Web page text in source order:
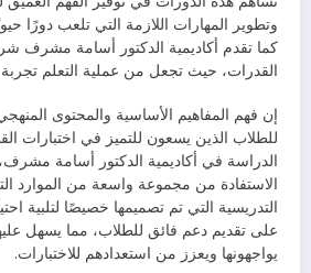
وتطوير المهارات اللازمة التي تلعب دورًا
كما تقدم أكاديمية الدكتور أسامة مشرف
القدرات، حيث تجعل من عملية التعلم
إن فهم المفاهيم الأساسية والمحتوى المنهجي
للطلاب الذين يسعون للتميز في اختبارات
الدراسة في أكاديمية الدكتور أسامة
الاستفادة من مجموعة واسعة من الموارد
التدريسية التي تم تصميمها خصيصًا لتلبية
على تقديم دعم فائق للطلاب، مما يسهل
يواجهونها ويعزز من استعدادهم للاختبارات.